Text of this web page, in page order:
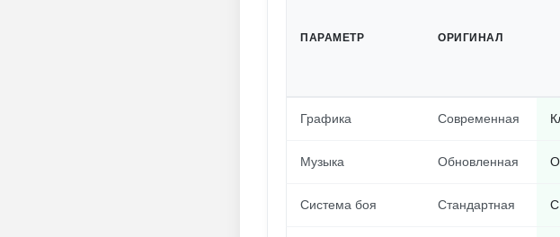
ПАРАМЕТР ОРИГИНАЛ
Графика Современная
Музыка Обновленная
Система боя Стандартная С